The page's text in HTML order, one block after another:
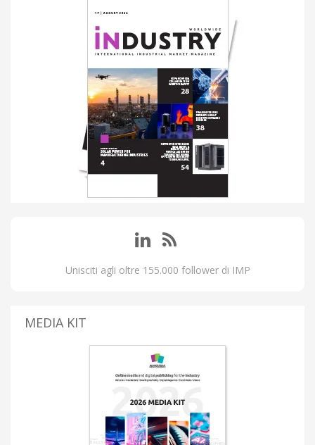
Unisciti agli oltre 155.000 follower di IMP
MEDIA KIT